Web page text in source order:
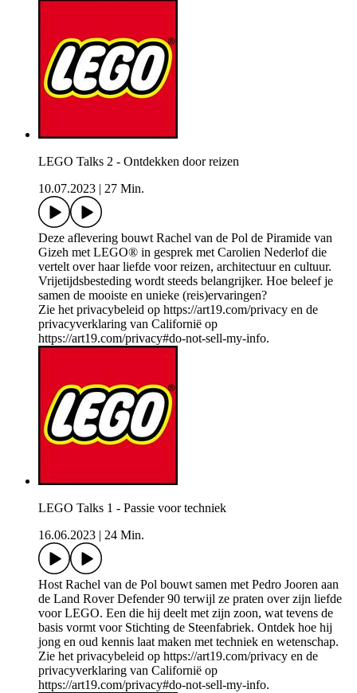
LEGO Talks 2 - Ontdekken door reizen
10.07.2023
27 Min.
Deze aflevering bouwt Rachel van de Pol de Piramide van
Gizeh met LEGO® in gesprek met Carolien Nederlof die
vertelt over haar liefde voor reizen, architectuur en cultuur.
Vrijetijdsbesteding wordt steeds belangrijker. Hoe beleef je
samen de mooiste en unieke (reis)ervaringen?
Zie het privacybeleid op https://art19.com/privacy en de
privacyverklaring van Californië op
https://art19.com/privacy#do-not-sell-my-info.
LEGO Talks 1 - Passie voor techniek
16.06.2023
24 Min.
Host Rachel van de Pol bouwt samen met Pedro Jooren aan
de Land Rover Defender 90 terwijl ze praten over zijn liefde
voor LEGO. Een die hij deelt met zijn zoon, wat tevens de
basis vormt voor Stichting de Steenfabriek. Ontdek hoe hij
jong en oud kennis laat maken met techniek en wetenschap.
Zie het privacybeleid op https://art19.com/privacy en de
privacyverklaring van Californië op
https://art19.com/privacy#do-not-sell-my-info.